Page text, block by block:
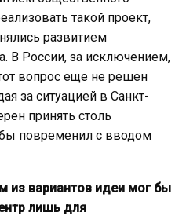
такой проект,
развитием
В России, за исключением,
вопрос еще не решен
за ситуацией в Санкт-
принять столь
повременил с вводом
из вариантов идеи мог бы
лишь для